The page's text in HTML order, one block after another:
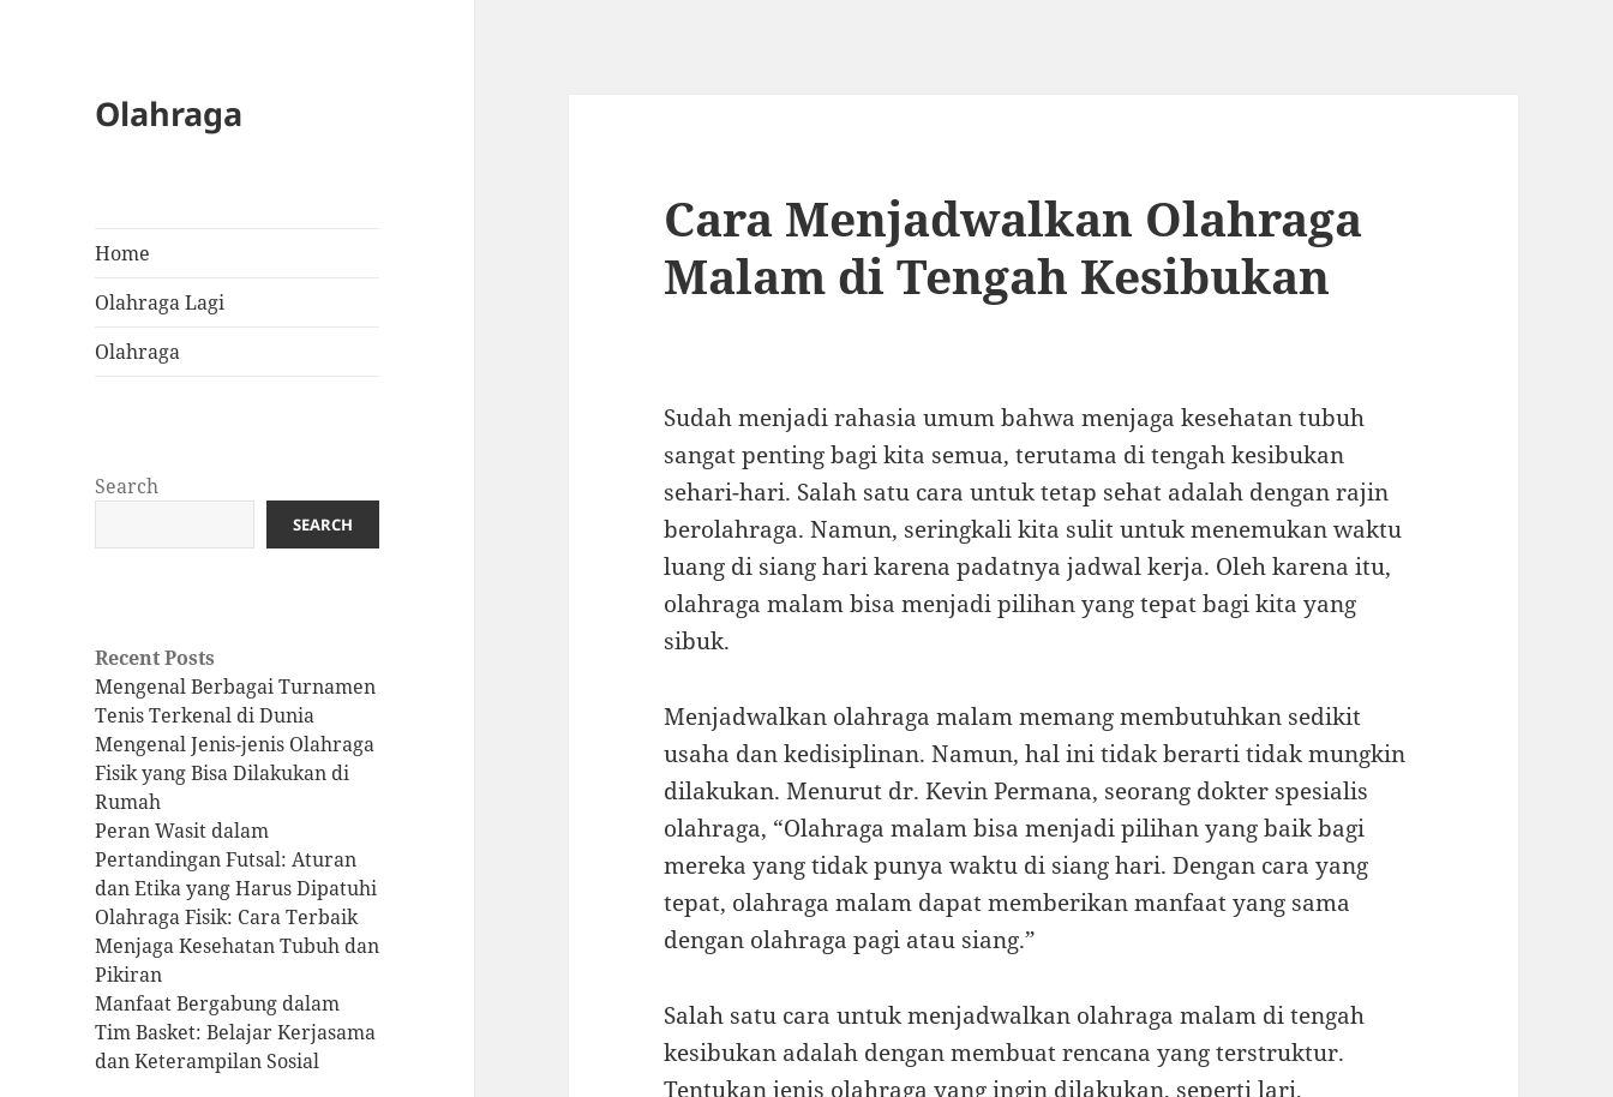
Olahraga
Home
Olahraga Lagi
Olahraga
Search
SEARCH
Recent Posts
Mengenal Berbagai Turnamen
Tenis Terkenal di Dunia
Mengenal Jenis-jenis Olahraga
Fisik yang Bisa Dilakukan di
Rumah
Peran Wasit dalam
Pertandingan Futsal: Aturan
dan Etika yang Harus Dipatuhi
Olahraga Fisik: Cara Terbaik
Menjaga Kesehatan Tubuh dan
Pikiran
Manfaat Bergabung dalam
Tim Basket: Belajar Kerjasama
dan Keterampilan Sosial
Cara Menjadwalkan Olahraga
Malam di Tengah Kesibukan
Sudah menjadi rahasia umum bahwa menjaga kesehatan tubuh
sangat penting bagi kita semua, terutama di tengah kesibukan
sehari-hari. Salah satu cara untuk tetap sehat adalah dengan rajin
berolahraga. Namun, seringkali kita sulit untuk menemukan waktu
luang di siang hari karena padatnya jadwal kerja. Oleh karena itu,
olahraga malam bisa menjadi pilihan yang tepat bagi kita yang
sibuk.
Menjadwalkan olahraga malam memang membutuhkan sedikit
usaha dan kedisiplinan. Namun, hal ini tidak berarti tidak mungkin
dilakukan. Menurut dr. Kevin Permana, seorang dokter spesialis
olahraga, “Olahraga malam bisa menjadi pilihan yang baik bagi
mereka yang tidak punya waktu di siang hari. Dengan cara yang
tepat, olahraga malam dapat memberikan manfaat yang sama
dengan olahraga pagi atau siang.”
Salah satu cara untuk menjadwalkan olahraga malam di tengah
kesibukan adalah dengan membuat rencana yang terstruktur.
Tentukan jenis olahraga yang ingin dilakukan, seperti lari,